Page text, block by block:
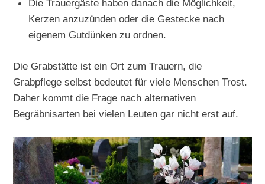
Die Trauergäste haben danach die Möglichkeit,
Kerzen anzuzünden oder die Gestecke nach
eigenem Gutdünken zu ordnen.
Die Grabstätte ist ein Ort zum Trauern, die
Grabpflege selbst bedeutet für viele Menschen Trost.
Daher kommt die Frage nach alternativen
Begräbnisarten bei vielen Leuten gar nicht erst auf.